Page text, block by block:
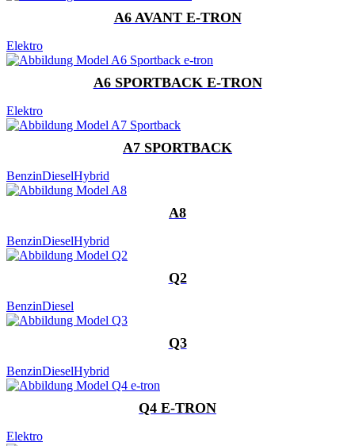
A6 AVANT E-TRON
Elektro
A6 SPORTBACK E-TRON
Elektro
A7 SPORTBACK
BenzinDieselHybrid
A8
BenzinDieselHybrid
Q2
BenzinDiesel
Q3
BenzinDieselHybrid
Q4 E-TRON
Elektro